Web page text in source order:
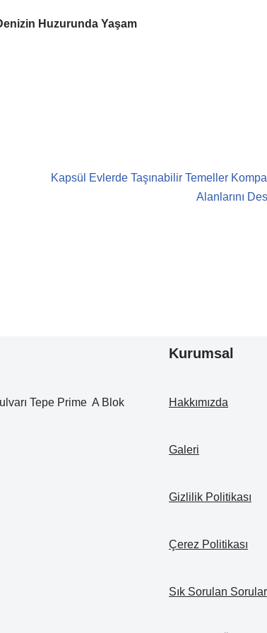
Huzurunda Yaşam
Kapsül Evlerde Taşınabilir Temeller
Alanlarını
Tepe Prime A Blok
Kurumsal
Hakkımızda
Galeri
Gizlilik Politikası
Çerez Politikası
Sık Sorulan Sorular